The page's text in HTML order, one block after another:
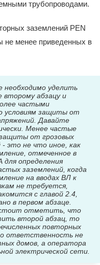
трубопроводами.
заземлений PEN
не менее приведенных в
необходимо уделить
второму абзацу и
частыми
условиям защиты от
Давайте
Менее частые
от грозовых
- это не что иное, как
отмеченное в
для определения
заземлений, когда
на вводах ВЛ к
не требуется,
с главой 2.4,
в первом абзаце.
отметить, что
второй абзац, то
повторных
ответственность не
домов, а оператора
электрической сети.